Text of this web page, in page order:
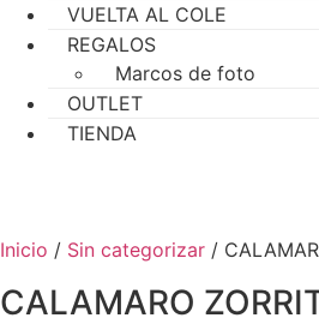
VUELTA AL COLE
REGALOS
Marcos de foto
OUTLET
TIENDA
Inicio / Sin categorizar /
CALAMARO